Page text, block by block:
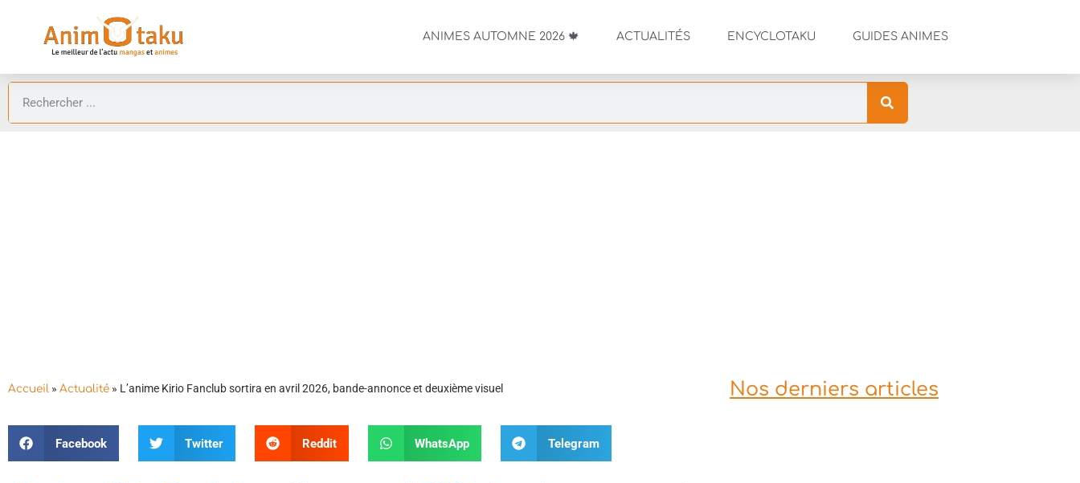
ANIMES AUTOMNE 2026 🍁 ACTUALITÉS ENCYCLOTAKU GUIDES ANIMES
Accueil » Actualité » L’anime Kirio Fanclub sortira en avril 2026, bande-annonce et deuxième visuel
Facebook Twitter Reddit WhatsApp Telegram
Nos derniers articles